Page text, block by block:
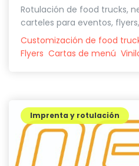
Rotulación de food trucks,
carteles para eventos,
Customización de food
Flyers Cartas de menú
Imprenta y rotulación